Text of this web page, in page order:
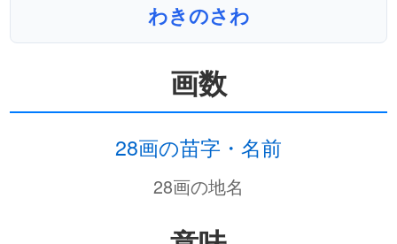
わきのさわ
画数
28画の苗字・名前
28画の地名